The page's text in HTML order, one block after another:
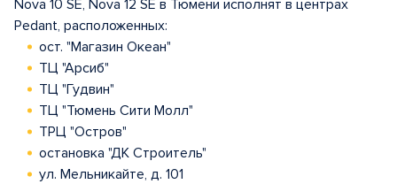
Nova 10 SE, Nova 12 SE в Тюмени исполнят в центрах
Pedant, расположенных:
ост. "Магазин Океан"
ТЦ "Арсиб"
ТЦ "Гудвин"
ТЦ "Тюмень Сити Молл"
ТРЦ "Остров"
остановка "ДК Строитель"
ул. Мельникайте, д. 101